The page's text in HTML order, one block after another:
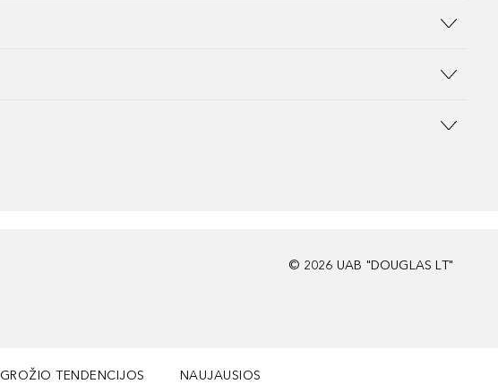
© 2026 UAB "DOUGLAS LT"
GROŽIO TENDENCIJOS
NAUJAUSIOS